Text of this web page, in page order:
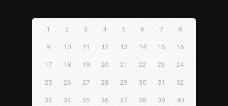
1 2 3 4 5 6 7 8
9 10 11 12 13 14 15 16
17 18 19 20 21 22 23 24
25 26 27 28 29 30 31 32
33 34 35 36 37 38 39 40